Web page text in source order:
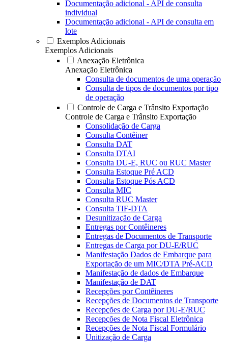
Documentação adicional - API de consulta
individual
Documentação adicional - API de consulta em
lote
Exemplos Adicionais
Exemplos Adicionais
Anexação Eletrônica
Anexação Eletrônica
Consulta de documentos de uma operação
Consulta de tipos de documentos por tipo
de operação
Controle de Carga e Trânsito Exportação
Controle de Carga e Trânsito Exportação
Consolidação de Carga
Consulta Contêiner
Consulta DAT
Consulta DTAI
Consulta DU-E, RUC ou RUC Master
Consulta Estoque Pré ACD
Consulta Estoque Pós ACD
Consulta MIC
Consulta RUC Master
Consulta TIF-DTA
Desunitização de Carga
Entregas por Contêineres
Entregas de Documentos de Transporte
Entregas de Carga por DU-E/RUC
Manifestação Dados de Embarque para
Exportação de um MIC/DTA Pré-ACD
Manifestação de dados de Embarque
Manifestação de DAT
Recepções por Contêineres
Recepções de Documentos de Transporte
Recepções de Carga por DU-E/RUC
Recepções de Nota Fiscal Eletrônica
Recepções de Nota Fiscal Formulário
Unitização de Carga